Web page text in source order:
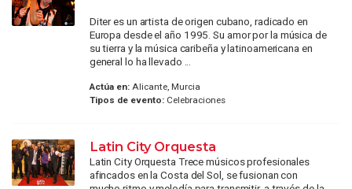
Diter es un artista de origen cubano, radicado en
Europa desde el año 1995. Su amor por la música de
su tierra y la música caribeña y latinoamericana en
general lo ha llevado ...
Actúa en:Alicante, Murcia
Tipos de evento:Celebraciones
Latin City Orquesta
Latin City Orquesta Trece músicos profesionales
afincados en la Costa del Sol, se fusionan con